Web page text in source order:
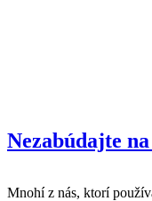
Nezabúdajte
Mnohí z nás, ktorí